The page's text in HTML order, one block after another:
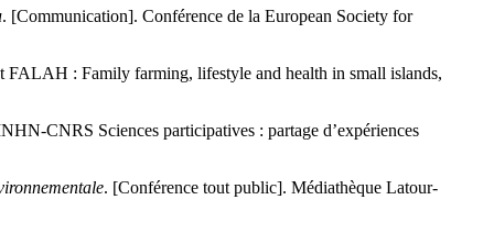
. [Communication]. Conférence de la European Society for
: Family farming, lifestyle and health in small islands,
CNRS Sciences participatives : partage d’expériences
. [Conférence tout public]. Médiathèque Latour-